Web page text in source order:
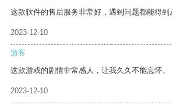
这款软件的售后服务非常好，遇到问题都能得到
2023-12-10
游客
这款游戏的剧情非常感人，让我久久不能忘怀。
2023-12-10